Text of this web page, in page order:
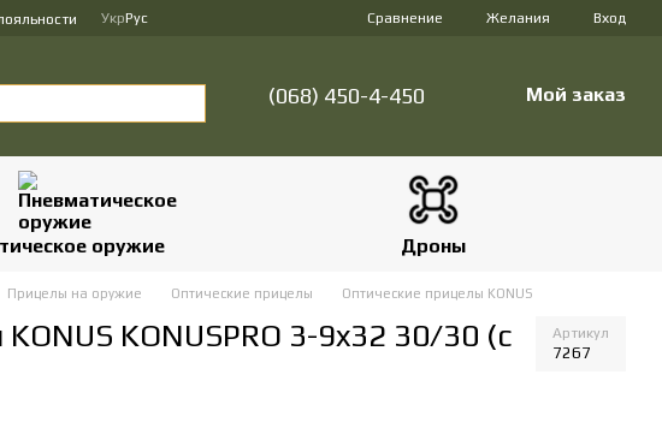
УкрРус Сравнение Желания Вход
(068) 450-4-450 Мой заказ
оружие Дроны
Прицелы на оружие Оптические прицелы Оптические прицелы KONUS
KONUSPRO 3-9x32 30/30 (с
Артикул
7267